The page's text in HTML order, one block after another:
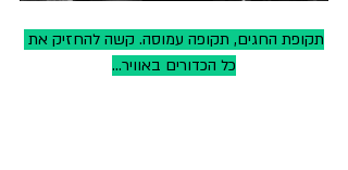
תקופת החגים, תקופה עמוסה. קשה להחזיק את
כל הכדורים באוויר...